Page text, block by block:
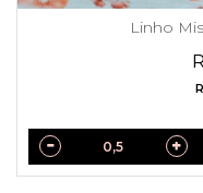
Linho